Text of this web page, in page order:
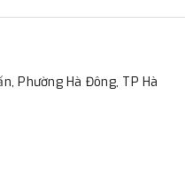
Phường Hà Đông, TP Hà